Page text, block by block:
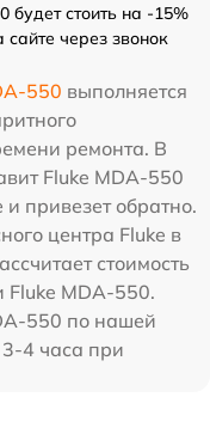
будет стоить на -15%
через звонок
550 выполняется
ремонта. В
Fluke MDA-550
привезет обратно.
центра Fluke в
стоимость
Fluke MDA-550.
550 по нашей
3-4 часа при